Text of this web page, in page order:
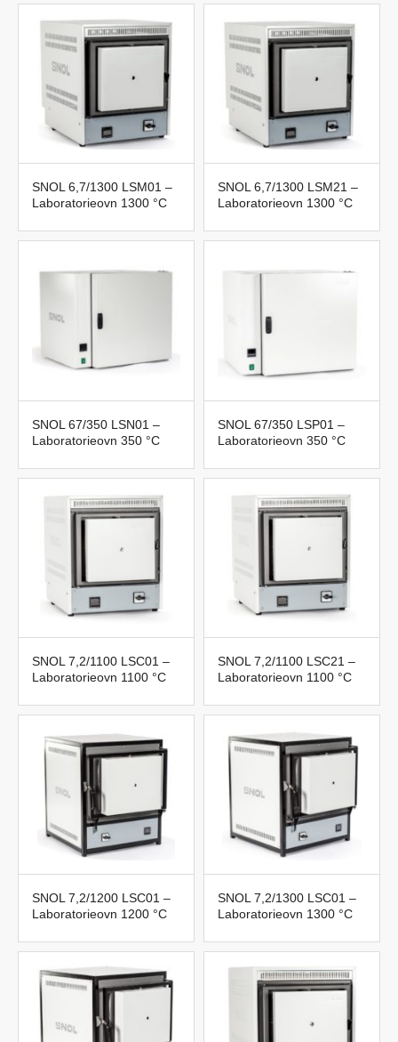
SNOL 6,7/1300 LSM01 –
Laboratorieovn 1300 °C
SNOL 6,7/1300 LSM21 –
Laboratorieovn 1300 °C
SNOL 67/350 LSN01 –
Laboratorieovn 350 °C
SNOL 67/350 LSP01 –
Laboratorieovn 350 °C
SNOL 7,2/1100 LSC01 –
Laboratorieovn 1100 °C
SNOL 7,2/1100 LSC21 –
Laboratorieovn 1100 °C
SNOL 7,2/1200 LSC01 –
Laboratorieovn 1200 °C
SNOL 7,2/1300 LSC01 –
Laboratorieovn 1300 °C